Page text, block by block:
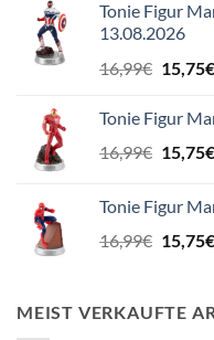
Tonie Figur
13.08.2026
16,99€
Preis
16,99€
15,75€
Tonie Figur
16,99€
Preis
16,99€
15,75€
Tonie Figur
16,99€
Preis
16,99€
15,75€
MEIST VERKAUFTE